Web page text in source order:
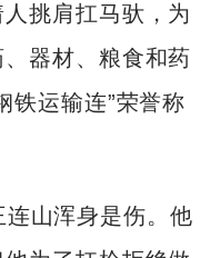
挑肩扛马驮，为
器材、粮食和药
铁运输连”荣誉称
山浑身是伤。他